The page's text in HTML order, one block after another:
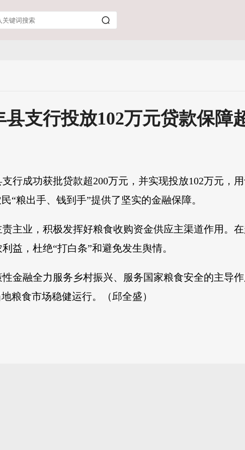
支行投放102万元贷款保障
行成功获批贷款超200万元，并实现投放102万元，
“粮出手、钱到手”提供了坚实的金融保障。
主业，积极发挥好粮食收购资金供应主渠道作用。
益，杜绝“打白条”和避免发生舆情。
金融全力服务乡村振兴、服务国家粮食安全的主导
粮食市场稳健运行。（邱全盛）